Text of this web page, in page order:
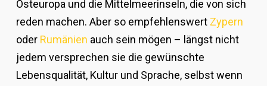
Osteuropa und die Mittelmeerinseln, die von sich
reden machen. Aber so empfehlenswert Zypern
oder Rumänien auch sein mögen – längst nicht
jedem versprechen sie die gewünschte
Lebensqualität, Kultur und Sprache, selbst wenn